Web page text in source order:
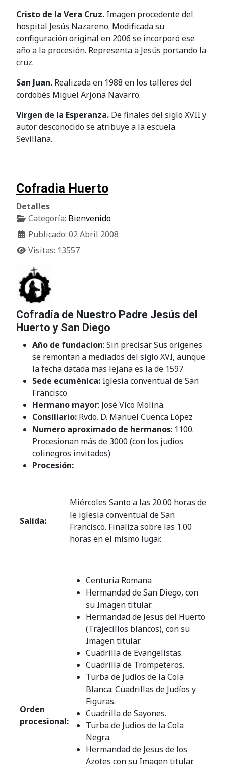
Cristo de la Vera Cruz. Imagen procedente del
hospital Jesús Nazareno. Modificada su
configuración original en 2006 se incorporó ese
año a la procesión. Representa a Jesús portando la
cruz.
San Juan. Realizada en 1988 en los talleres del
cordobés Miguel Arjona Navarro.
Virgen de la Esperanza. De finales del siglo XVII y
autor desconocido se atribuye a la escuela
Sevillana.
Cofradia Huerto
Detalles
Categoría: Bienvenido
Publicado: 02 Abril 2008
Visitas: 13557
Cofradía de Nuestro Padre Jesús del
Huerto y San Diego
Año de fundacion: Sin precisar. Sus origenes
se remontan a mediados del siglo XVI, aunque
la fecha datada mas lejana es la de 1597.
Sede ecuménica: Iglesia conventual de San
Francisco
Hermano mayor: José Vico Molina.
Consiliario: Rvdo. D. Manuel Cuenca López
Numero aproximado de hermanos: 1100.
Procesionan más de 3000 (con los judios
colinegros invitados)
Procesión:
Salida:
Miércoles Santoa las 20.00 horas de
le iglesia conventual de San
Francisco. Finaliza sobre las 1.00
horas en el mismo lugar.
Orden
procesional:
Centuria Romana
Hermandad de San Diego, con
su Imagen titular.
Hermandad de Jesus del Huerto
(Trajecillos blancos), con su
Imagen titular.
Cuadrilla de Evangelistas.
Cuadrilla de Trompeteros.
Turba de Judíos de la Cola
Blanca: Cuadrillas de Judíos y
Figuras.
Cuadrilla de Sayones.
Turba de Judios de la Cola
Negra.
Hermandad de Jesus de los
Azotes con su Imagen titular.